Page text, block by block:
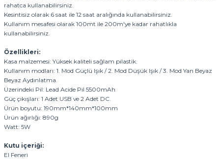
rahatca kullanabilirsiniz.
Kesintisiz olarak 6 saat ile 12 saat aralığında kullanabilirsiniz.
Kullanım mesafesi olarak 100mt ile 200m'ye kadar rahatlıkla
kullanabilirsiniz.
Özellikleri:
Kasa malzemesi: Yüksek kaliteli sağlam pilastik.
Kullanım modları: 1. Mod Güçlü Işık / 2. Mod Düşük Işık / 3. Mod Yan Beyaz
Beyaz Aydınlatma.
Üzerindeki Pil: Lead Acide Pil 5500mAh
Güç çıkışları: 1 Adet USB ve 2 Adet DC.
Ürün boyutu: 190mm*140mm*100mm
Ürün ağırlığı: 890g
Watt: 5W
Kutu içeriği:
El Feneri